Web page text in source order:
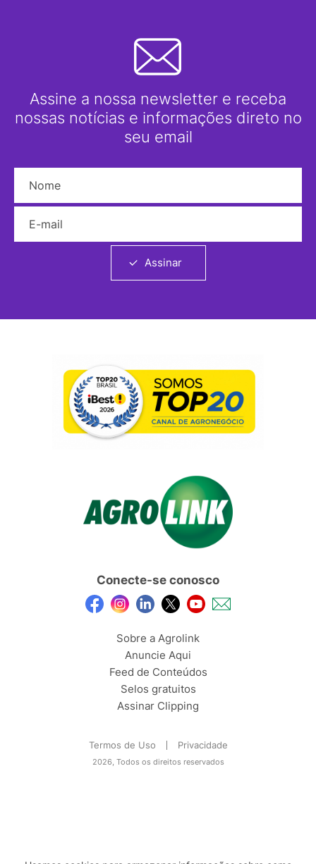
Assine a nossa newsletter e receba
nossas notícias e informações direto no
seu email
Assinar
Conecte-se conosco
Sobre a Agrolink
Anuncie Aqui
Feed de Conteúdos
Selos gratuitos
Assinar Clipping
Termos de Uso Privacidade
2026, Todos os direitos reservados